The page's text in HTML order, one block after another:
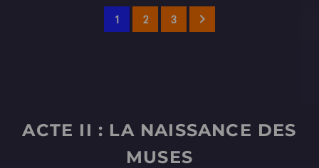
1 2 3
ACTE II : LA NAISSANCE DES
MUSES